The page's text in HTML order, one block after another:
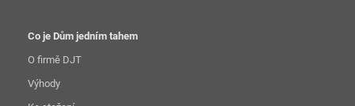
Co je Dům jedním tahem
O firmě DJT
Výhody